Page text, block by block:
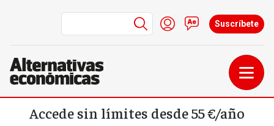
Pasar al contenido principal
Menú de cuenta de
Iniciar sesión
Contacto
Suscríbete
Accede sin límites desde 55 €/año